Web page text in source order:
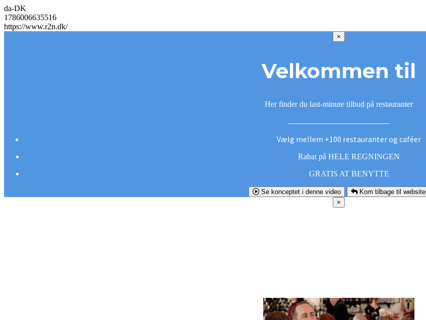
da-DK
1786006635516
https://www.r2n.dk/
×
Velkommen til
Her finder du last-minute tilbud på restauranter
Vælg mellem +100 restauranter og caféer
Rabat på HELE REGNINGEN
GRATIS AT BENYTTE
Se konceptet i denne video
Kom tilbage til website
×